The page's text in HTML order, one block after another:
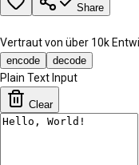
Share
Vertraut von über 10k
encode decode
Plain Text Input
Clear